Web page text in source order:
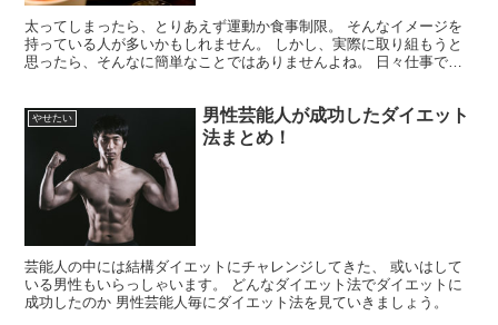
太ってしまったら、とりあえず運動か食事制限。 そんなイメージを
持っている人が多いかもしれません。 しかし、実際に取り組もうと
思ったら、そんなに簡単なことではありませんよね。 日々仕事で忙
やせたい
男性芸能人が成功したダイエット
法まとめ！
芸能人の中には結構ダイエットにチャレンジしてきた、 或いはして
いる男性もいらっしゃいます。 どんなダイエット法でダイエットに
成功したのか 男性芸能人毎にダイエット法を見ていきましょう。